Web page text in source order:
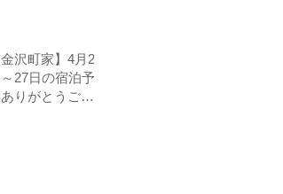
金沢町家】4月25
27日の宿泊予
りがとうござ